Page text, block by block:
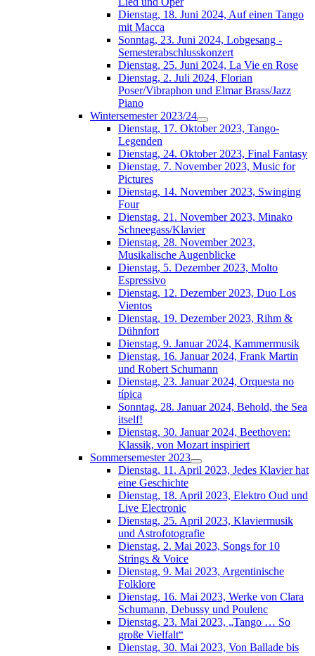
Dienstag, 18. Juni 2024, Auf einen Tango
mit Macca
Sonntag, 23. Juni 2024, Lobgesang -
Semesterabschlusskonzert
Dienstag, 25. Juni 2024, La Vie en Rose
Dienstag, 2. Juli 2024, Florian
Poser/Vibraphon und Elmar Brass/Jazz
Piano
Wintersemester 2023/24
Dienstag, 17. Oktober 2023, Tango-
Legenden
Dienstag, 24. Oktober 2023, Final Fantasy
Dienstag, 7. November 2023, Music for
Pictures
Dienstag, 14. November 2023, Swinging
Four
Dienstag, 21. November 2023, Minako
Schneegass/Klavier
Dienstag, 28. November 2023,
Musikalische Augenblicke
Dienstag, 5. Dezember 2023, Molto
Espressivo
Dienstag, 12. Dezember 2023, Duo Los
Vientos
Dienstag, 19. Dezember 2023, Rihm &
Dühnfort
Dienstag, 9. Januar 2024, Kammermusik
Dienstag, 16. Januar 2024, Frank Martin
und Robert Schumann
Dienstag, 23. Januar 2024, Orquesta no
típica
Sonntag, 28. Januar 2024, Behold, the Sea
itself!
Dienstag, 30. Januar 2024, Beethoven:
Klassik, von Mozart inspiriert
Sommersemester 2023
Dienstag, 11. April 2023, Jedes Klavier hat
eine Geschichte
Dienstag, 18. April 2023, Elektro Oud und
Live Electronic
Dienstag, 25. April 2023, Klaviermusik
und Astrofotografie
Dienstag, 2. Mai 2023, Songs for 10
Strings & Voice
Dienstag, 9. Mai 2023, Argentinische
Folklore
Dienstag, 16. Mai 2023, Werke von Clara
Schumann, Debussy und Poulenc
Dienstag, 23. Mai 2023, „Tango … So
große Vielfalt“
Dienstag, 30. Mai 2023, Von Ballade bis